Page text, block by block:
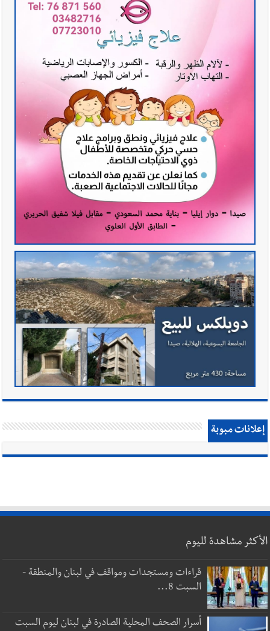
إعلانات مبوبة
الأكثر مشاهدة لليوم
قراءات ومستجدات ومواقف في لبنان والمنطقة -
السبت 8...
أسرار الصحف المحلية الصادرة في لبنان ليوم السبت